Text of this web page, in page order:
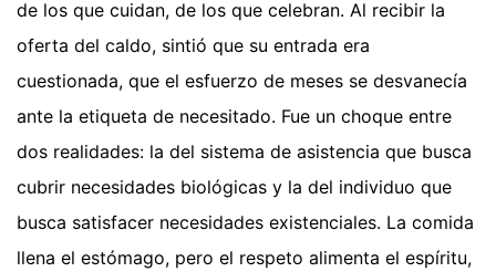
de los que cuidan, de los que celebran. Al recibir la
oferta del caldo, sintió que su entrada era
cuestionada, que el esfuerzo de meses se desvanecía
ante la etiqueta de necesitado. Fue un choque entre
dos realidades: la del sistema de asistencia que busca
cubrir necesidades biológicas y la del individuo que
busca satisfacer necesidades existenciales. La comida
llena el estómago, pero el respeto alimenta el espíritu,